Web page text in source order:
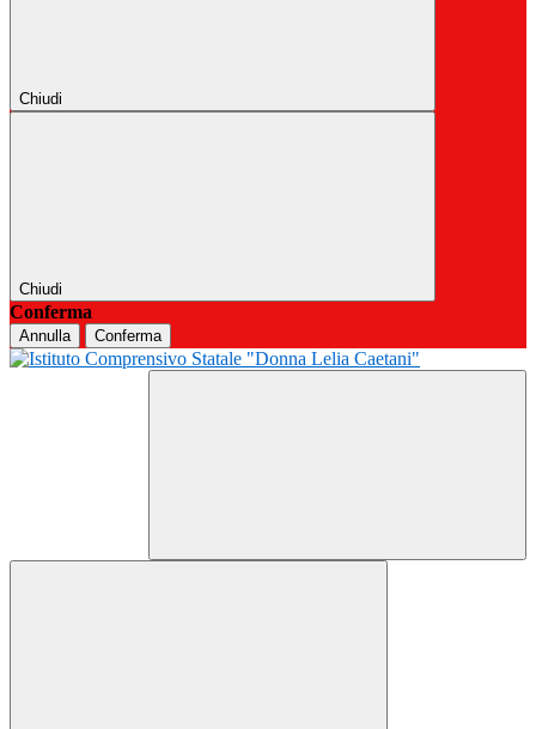
Chiudi
Chiudi
Conferma
Annulla Conferma